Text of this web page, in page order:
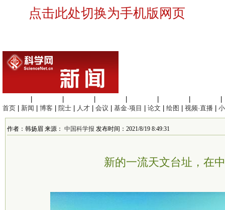
点击此处切换为手机版网页
首页
新闻 博客 院士 人才 会议 基金·项目 论文 绘图 视频·直播
作者：韩扬眉 来源： 中国科学报 发布时间：2021/8/19 8:49:31
新的一流天文台址，在